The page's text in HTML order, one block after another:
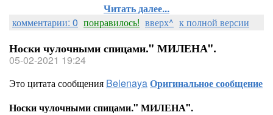
Читать далее...
комментарии: 0 понравилось! вверх^ к полной версии
Носки чулочными спицами." МИЛЕНА".
05-02-2021 19:24
Это цитата сообщения BelenayaОригинальное сообщение
Носки чулочными спицами." МИЛЕНА".